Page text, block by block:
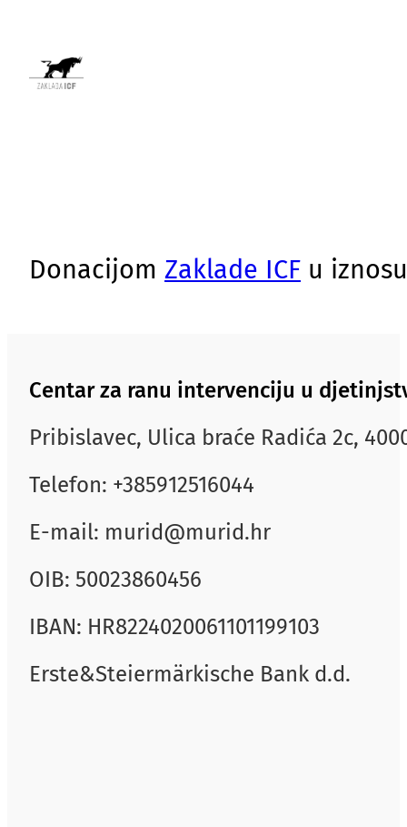
Donacijom Zaklade ICF u
Centar za ranu intervenciju u
Pribislavec, Ulica braće Radića 2c,
Telefon: +385912516044
E-mail: murid@murid.hr
OIB: 50023860456
IBAN: HR8224020061101199103
Erste&Steiermärkische Bank d.d.